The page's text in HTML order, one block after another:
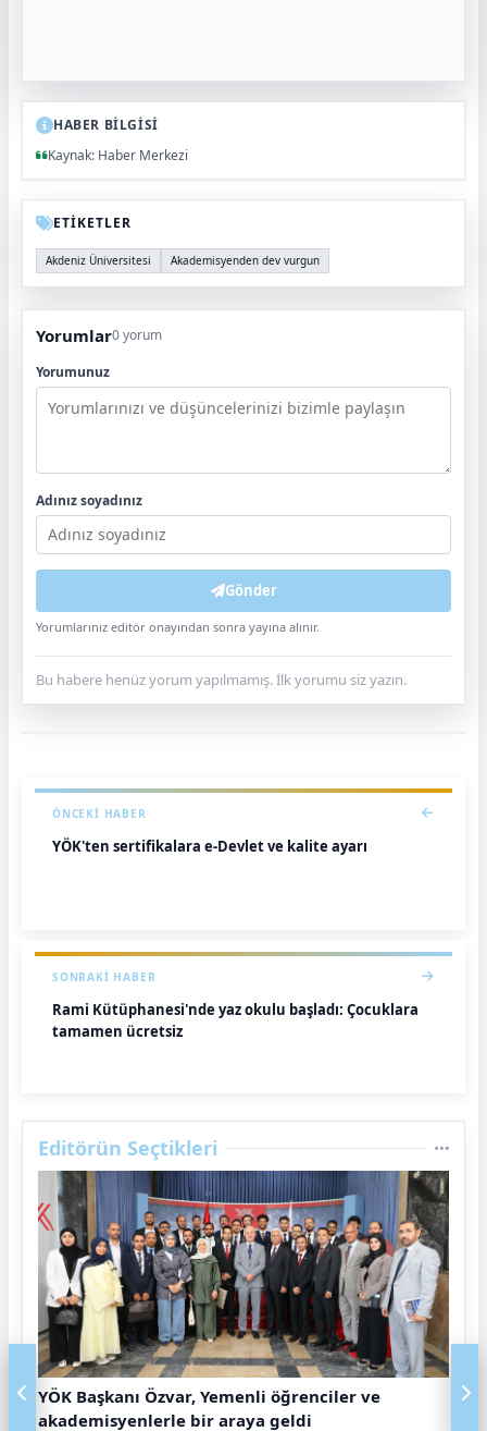
HABER BİLGİSİ
Kaynak: Haber Merkezi
ETİKETLER
Akdeniz Üniversitesi Akademisyenden dev vurgun
Yorumlar0 yorum
Yorumunuz
Adınız soyadınız
Gönder
Yorumlarınız editör onayından sonra yayına alınır.
Bu habere henüz yorum yapılmamış. İlk yorumu siz yazın.
ÖNCEKI HABER
YÖK'ten sertifikalara e-Devlet ve kalite ayarı
SONRAKI HABER
Rami Kütüphanesi'nde yaz okulu başladı: Çocuklara
tamamen ücretsiz
Editörün Seçtikleri
YÖK Başkanı Özvar, Yemenli öğrenciler ve
akademisyenlerle bir araya geldi